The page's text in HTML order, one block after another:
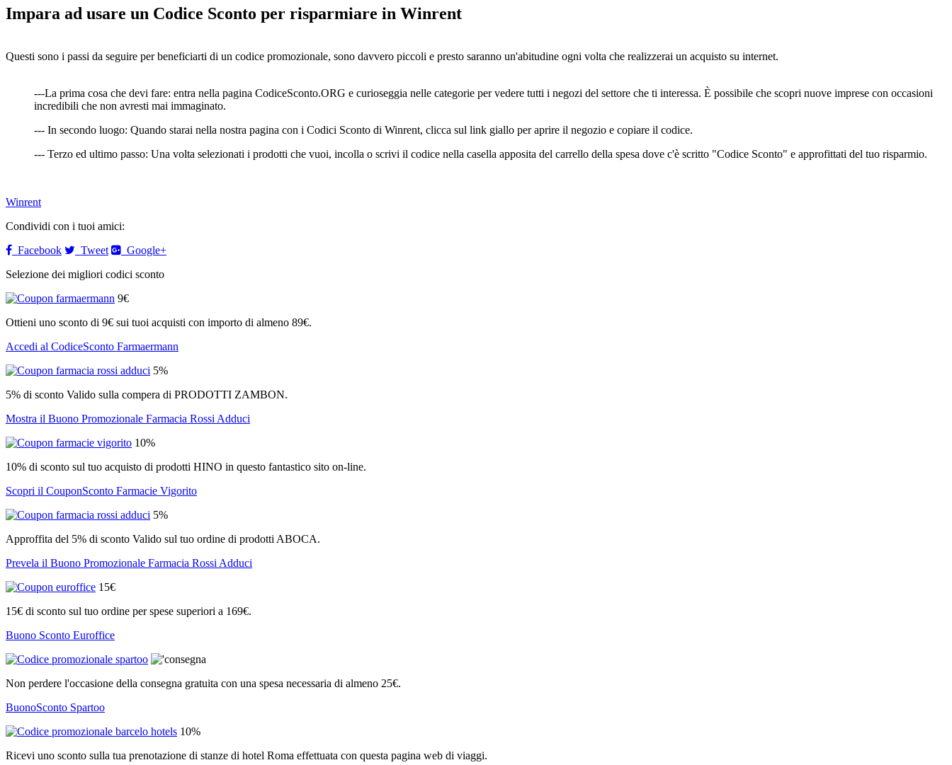
Impara ad usare un Codice Sconto per risparmiare in Winrent
Questi sono i passi da seguire per beneficiarti di un codice promozionale, sono davvero piccoli e presto saranno un'abitudine ogni volta che realizzerai un acquisto su internet.
---La prima cosa che devi fare: entra nella pagina CodiceSconto.ORG e curioseggia nelle categorie per vedere tutti i negozi del settore che ti interessa. È possibile che scopri nuove imprese con occasioni
incredibili che non avresti mai immaginato.
--- In secondo luogo: Quando starai nella nostra pagina con i Codici Sconto di Winrent, clicca sul link giallo per aprire il negozio e copiare il codice.
--- Terzo ed ultimo passo: Una volta selezionati i prodotti che vuoi, incolla o scrivi il codice nella casella apposita del carrello della spesa dove c'è scritto "Codice Sconto" e approfittati del tuo risparmio.
Winrent
Condividi con i tuoi amici:
Facebook
Tweet
Google+
Selezione dei migliori codici sconto
9€
Ottieni uno sconto di 9€ sui tuoi acquisti con importo di almeno 89€.
Accedi al CodiceSconto Farmaermann
5%
5% di sconto Valido sulla compera di PRODOTTI ZAMBON.
Mostra il Buono Promozionale Farmacia Rossi Adduci
10%
10% di sconto sul tuo acquisto di prodotti HINO in questo fantastico sito on-line.
Scopri il CouponSconto Farmacie Vigorito
5%
Approffita del 5% di sconto Valido sul tuo ordine di prodotti ABOCA.
Prevela il Buono Promozionale Farmacia Rossi Adduci
15€
15€ di sconto sul tuo ordine per spese superiori a 169€.
Buono Sconto Euroffice
Non perdere l'occasione della consegna gratuita con una spesa necessaria di almeno 25€.
BuonoSconto Spartoo
10%
Ricevi uno sconto sulla tua prenotazione di stanze di hotel Roma effettuata con questa pagina web di viaggi.